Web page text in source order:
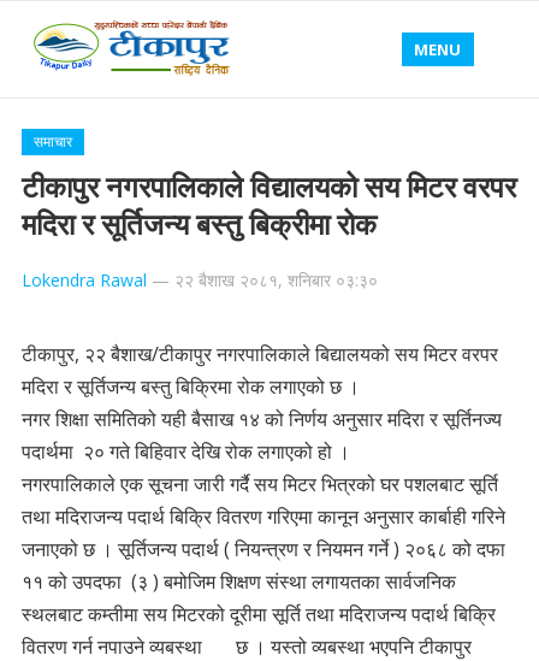
MENU
समाचार
टीकापुर नगरपालिकाले विद्यालयको सय मिटर वरपर
मदिरा र सूर्तिजन्य बस्तु बिक्रीमा रोक
Lokendra Rawal — २२ बैशाख २०८१, शनिबार ०३:३०
टीकापुर, २२ बैशाख/टीकापुर नगरपालिकाले बिद्यालयको सय मिटर वरपर
मदिरा र सूर्तिजन्य बस्तु बिक्रिमा रोक लगाएको छ ।
नगर शिक्षा समितिको यही बैसाख १४ को निर्णय अनुसार मदिरा र सूर्तिनज्य
पदार्थमा २० गते बिहिवार देखि रोक लगाएको हो ।
नगरपालिकाले एक सूचना जारी गर्दै सय मिटर भित्रको घर पशलबाट सूर्ति
तथा मदिराजन्य पदार्थ बिक्रि वितरण गरिएमा कानून अनुसार कार्बाही गरिने
जनाएको छ । सूर्तिजन्य पदार्थ ( नियन्त्रण र नियमन गर्ने ) २०६८ को दफा
११ को उपदफा (३ ) बमोजिम शिक्षण संस्था लगायतका सार्वजनिक
स्थलबाट कम्तीमा सय मिटरको दूरीमा सूर्ति तथा मदिराजन्य पदार्थ बिक्रि
वितरण गर्न नपाउने व्यबस्था छ । यस्तो व्यबस्था भएपनि टीकापुर